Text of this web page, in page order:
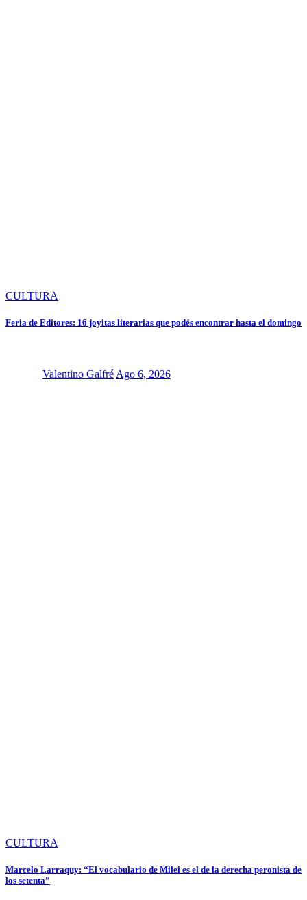
CULTURA
Feria de Editores: 16 joyitas literarias que podés encontrar hasta el domingo
Valentino Galfré Ago 6, 2026
CULTURA
Marcelo Larraquy: “El vocabulario de Milei es el de la derecha peronista de
los setenta”